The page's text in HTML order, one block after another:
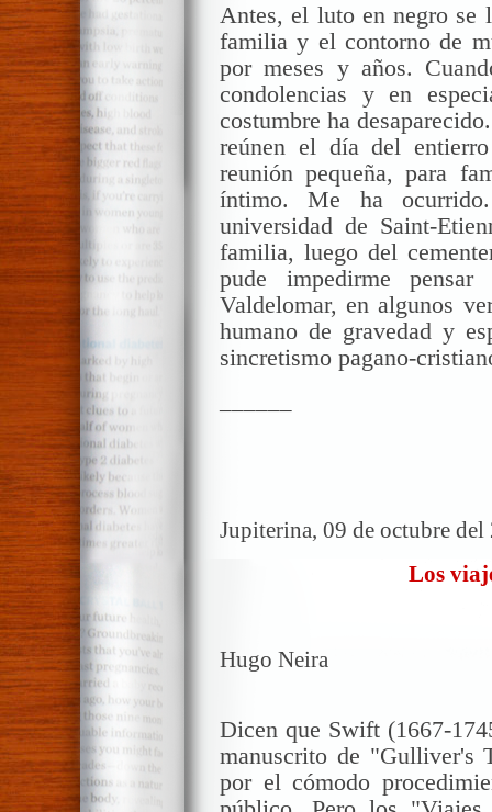
Antes, el luto en negro se
familia y el contorno de
por meses y años.
condolencias y en
costumbreha
reúnen el día del
reunión pequeña, para
íntimo. Me ha
universidad de Saint-
familia, luego del
pude impedirme
Valdelomar, en algunos
humano de gravedad y
sincretismo pagano-
Jupiterina, 09 de octubre del
Los
Hugo Neira
Dicen que Swift (1667-
manuscrito de "Gulliver's
por el cómodo